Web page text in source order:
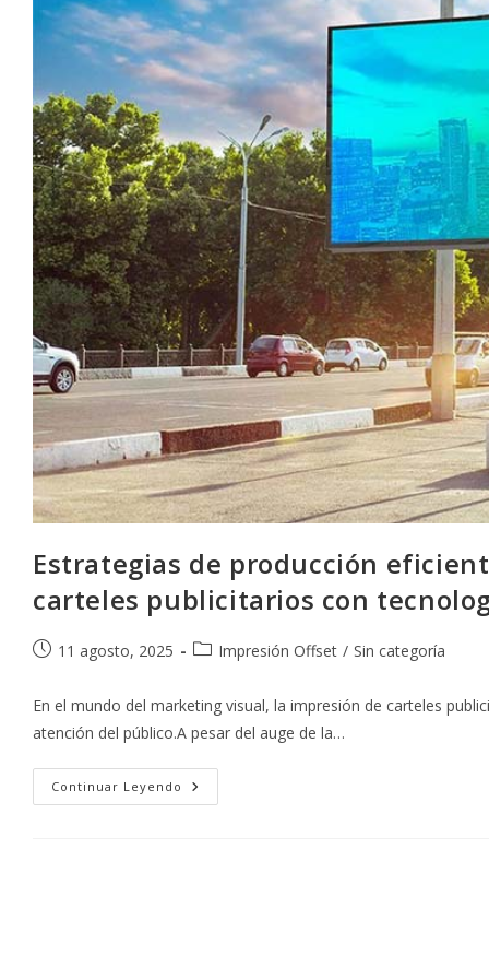
Estrategias de producción
carteles publicitarios con
Publicación
la
11 agosto, 2025
Categoría
la
entrada:
Impresión Offset / Sin categoría
En el mundo del marketing visual, la impresión de carteles
atención del público.A pesar del auge de la…
Continuar Leyendo Estrategias
De